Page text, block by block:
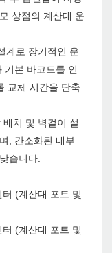
상점의 계산대 운
계로 장기적인 운
기본 바코드를 인
교체 시간을 단축
치 및 벽걸이 설
, 간소화된 내부
습니다.